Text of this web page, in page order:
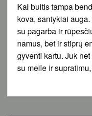
Kai buitis tampa
kova, santykiai
su pagarba ir
namus, bet ir stiprų
gyventi kartu. Juk
su meile ir